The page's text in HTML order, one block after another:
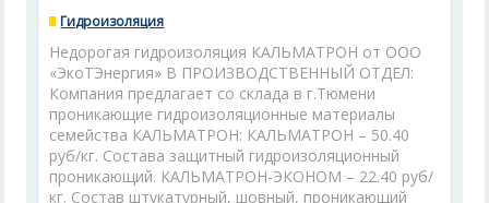
Гидроизоляция
Недорогая гидроизоляция КАЛЬМАТРОН от ООО
«ЭкоТЭнергия» В ПРОИЗВОДСТВЕННЫЙ ОТДЕЛ:
Компания предлагает со склада в г.Тюмени
проникающие гидроизоляционные материалы
семейства КАЛЬМАТРОН: КАЛЬМАТРОН – 50.40
руб/кг. Состава защитный гидроизоляционный
проникающий. КАЛЬМАТРОН-ЭКОНОМ – 22.40 руб/
кг. Состав штукатурный, шовный, проникающий